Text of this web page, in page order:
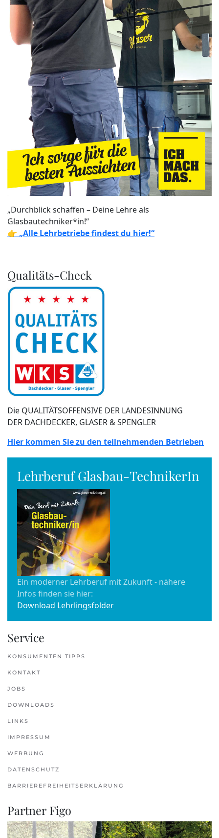
„Durchblick schaffen – Deine Lehre als
Glasbautechniker*in!“
👉 „Alle Lehrbetriebe findest du hier!“
Qualitäts-Check
Die QUALITÄTSOFFENSIVE DER LANDESINNUNG
DER DACHDECKER, GLASER & SPENGLER
Hier kommen Sie zu den teilnehmenden Betrieben
Lehrberuf Glasbau-TechnikerIn
Ein moderner Lehrberuf mit Zukunft - nähere
Infos finden sie hier:
Download Lehrlingsfolder
Service
KONSUMENTEN TIPPS
KONTAKT
JOBS
DOWNLOADS
LINKS
IMPRESSUM
WERBUNG
DATENSCHUTZ
BARRIEREFREIHEITSERKLÄRUNG
Partner Figo